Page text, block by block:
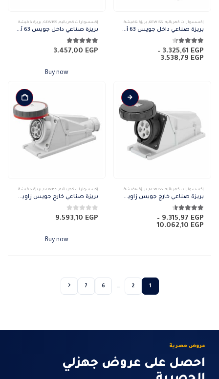
العديد
من
الأشكال
المختلفة
الخيارات
على
صفحة
إكسسوارات كهربائيه,
GEWISS
, بريزة & فيشة
بريزة صناعي داخل جويس 63 أمبير IP67
4.25من 5
3.325,61 EGP
–
3.538,79 EGP
إكسسوارات كهربائيه,
GEWISS
, بريزة & فيشة
بريزة صناعي داخل جويس 63 أمبير IP67 5P
4.75من 5
3.457,00 EGP
Buy now
العديد
من
الأشكال
المختلفة
إكسسوارات كهربائيه,
GEWISS
, بريزة & فيشة
بريزة صناعي خارج جويس زاوية 90 بقاعدة مستطيل
4.50من 5
9.315,97 EGP
–
10.062,10 EGP
نطاق
خلال
إكسسوارات كهربائيه,
GEWISS
, بريزة & فيشة
بريزة صناعي خارج جويس زاوية 90 بقاعدة مستطيل 125 أمبير IP67 4P
0من 5 9.593,10 EGP
Buy now
1
2
…
6
7
عروض حصرية
احصل على عروض جهزلي